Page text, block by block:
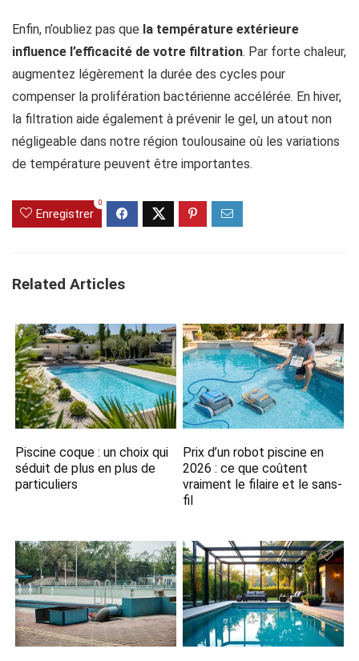
Enfin, n’oubliez pas que la température extérieure
influence l’efficacité de votre filtration. Par forte chaleur,
augmentez légèrement la durée des cycles pour
compenser la prolifération bactérienne accélérée. En hiver,
la filtration aide également à prévenir le gel, un atout non
négligeable dans notre région toulousaine où les variations
de température peuvent être importantes.
Enregistrer
0
Related Articles
Piscine coque : un choix qui
séduit de plus en plus de
particuliers
Prix d’un robot piscine en
2026 : ce que coûtent
vraiment le filaire et le sans-
fil